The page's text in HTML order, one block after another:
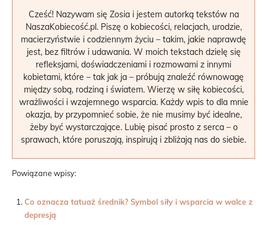
Cześć! Nazywam się Zosia i jestem autorką tekstów na
NaszaKobiecość.pl. Piszę o kobiecości, relacjach, urodzie,
macierzyństwie i codziennym życiu – takim, jakie naprawdę
jest, bez filtrów i udawania. W moich tekstach dzielę się
refleksjami, doświadczeniami i rozmowami z innymi
kobietami, które – tak jak ja – próbują znaleźć równowagę
między sobą, rodziną i światem. Wierzę w siłę kobiecości,
wrażliwości i wzajemnego wsparcia. Każdy wpis to dla mnie
okazja, by przypomnieć sobie, że nie musimy być idealne,
żeby być wystarczające. Lubię pisać prosto z serca – o
sprawach, które poruszają, inspirują i zbliżają nas do siebie.
Powiązane wpisy:
Co oznacza tatuaż średnik? Symbol siły i wsparcia w walce z
depresją